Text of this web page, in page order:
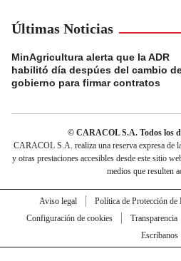
Últimas Noticias
MinAgricultura alerta que la ADR
habilitó día despúes del cambio
gobierno para firmar contratos
© CARACOL S.A. Todos los
CARACOL S.A. realiza una reserva expresa de
y otras prestaciones accesibles desde este sitio
medios que resulten
Aviso legal Política de Protección de
Configuración de cookies
Transparencia
Escríbanos